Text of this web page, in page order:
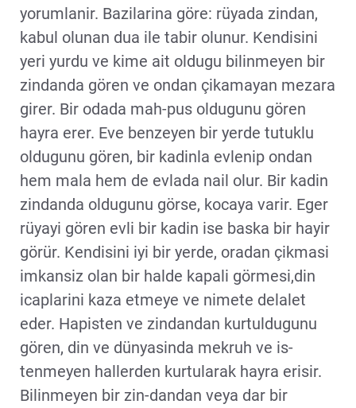
yorumlanir. Bazilarina göre: rüyada zindan,
kabul olunan dua ile tabir olunur. Kendisini
yeri yurdu ve kime ait oldugu bilinmeyen bir
zindanda gören ve ondan çikamayan mezara
girer. Bir odada mah-pus oldugunu gören
hayra erer. Eve benzeyen bir yerde tutuklu
oldugunu gören, bir kadinla evlenip ondan
hem mala hem de evlada nail olur. Bir kadin
zindanda oldugunu görse, kocaya varir. Eger
rüyayi gören evli bir kadin ise baska bir hayir
görür. Kendisini iyi bir yerde, oradan çikmasi
imkansiz olan bir halde kapali görmesi,din
icaplarini kaza etmeye ve nimete delalet
eder. Hapisten ve zindandan kurtuldugunu
gören, din ve dünyasinda mekruh ve is-
tenmeyen hallerden kurtularak hayra erisir.
Bilinmeyen bir zin-dandan veya dar bir